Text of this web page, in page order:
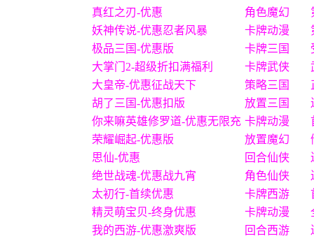
真红之刃-优惠 角色魔幻
妖神传说-优惠忍者风暴
卡牌动漫
极品三国-优惠版
卡牌三国
大掌门2-超级折扣满福利
卡牌武侠
大皇帝-优惠征战天下
策略三国
胡了三国-优惠扣版
放置三国
你来嘛英雄修罗道-优惠无限充 卡牌动漫
荣耀崛起-优惠版
放置魔幻
思仙-优惠
回合仙侠
绝世战魂-优惠战九宵
角色仙侠
太初行-首续优惠
卡牌西游
精灵萌宝贝-终身优惠
卡牌动漫
我的西游-优惠激爽版
回合西游